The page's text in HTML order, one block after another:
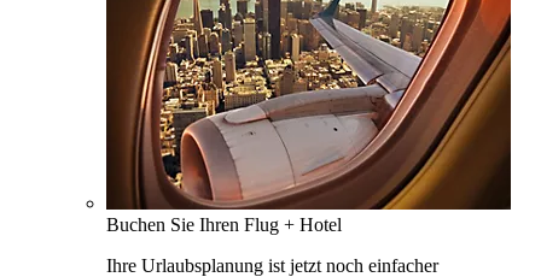
Buchen Sie Ihren Flug + Hotel
Ihre Urlaubsplanung ist jetzt noch einfacher